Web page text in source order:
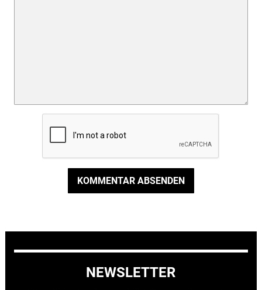
KOMMENTAR ABSENDEN
NEWSLETTER